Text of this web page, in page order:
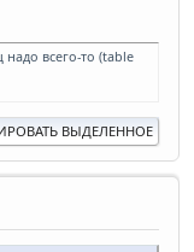
всего-то (table
ВЫДЕЛЕННОЕ